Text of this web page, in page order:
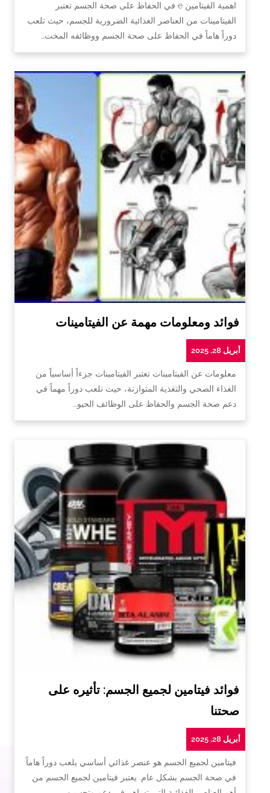
اهمية الفيتامين e في الحفاظ على صحة الجسم تعتبر
الفيتامينات من العناصر الغذائية الضرورية للجسم، حيث تلعب
دوراً هاماً في الحفاظ على صحة الجسم ووظائفه المخت…
فوائد ومعلومات مهمة عن الفيتامينات
أبريل 28, 2025
معلومات عن الفيتامينات تعتبر الفيتامينات جزءاً أساسياً من
الغذاء الصحي والتغذية المتوازنة، حيث تلعب دوراً مهماً في
دعم صحة الجسم والحفاظ على الوظائف الحيو…
فوائد فيتامين لجميع الجسم: تأثيره على
صحتنا
أبريل 28, 2025
فيتامين لجميع الجسم هو عنصر غذائي أساسي يلعب دوراً هاماً
في صحة الجسم بشكل عام. يعتبر فيتامين لجميع الجسم من